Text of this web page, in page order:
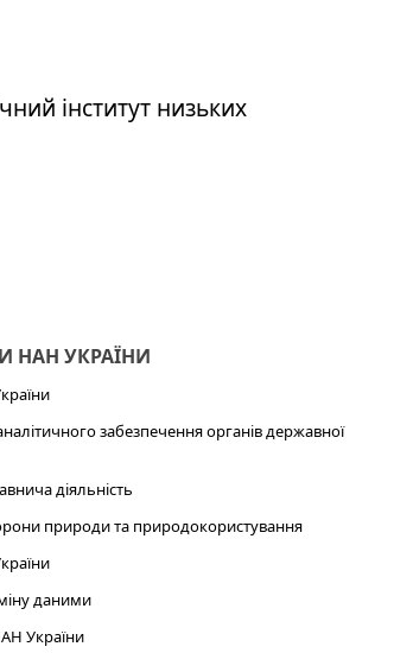
інститут низьких
НАН УКРАЇНИ
забезпечення органів державної
діяльність
природи та природокористування
даними
України